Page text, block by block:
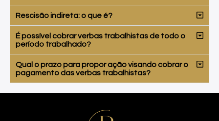
Rescisão indireta: o que é?
É possível cobrar verbas trabalhistas de todo o
período trabalhado?
Qual o prazo para propor ação visando cobrar o
pagamento das verbas trabalhistas?